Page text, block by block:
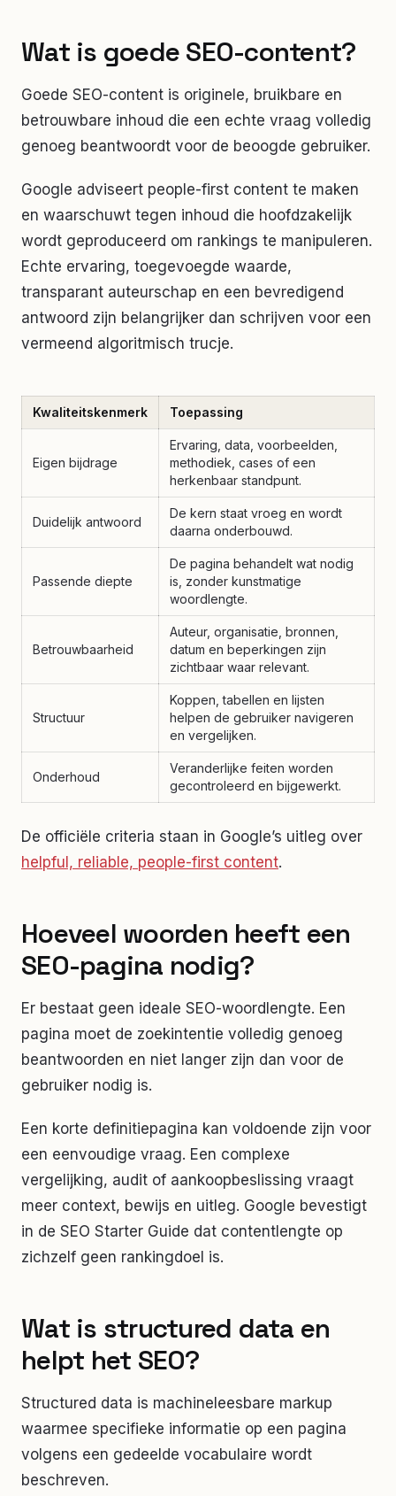
Wat is goede SEO-content?
Goede SEO-content is originele, bruikbare en
betrouwbare inhoud die een echte vraag volledig
genoeg beantwoordt voor de beoogde gebruiker.
Google adviseert people-first content te maken
en waarschuwt tegen inhoud die hoofdzakelijk
wordt geproduceerd om rankings te manipuleren.
Echte ervaring, toegevoegde waarde,
transparant auteurschap en een bevredigend
antwoord zijn belangrijker dan schrijven voor een
vermeend algoritmisch trucje.
Kwaliteitskenmerk Toepassing
Eigen bijdrage
Ervaring, data, voorbeelden,
methodiek, cases of een
herkenbaar standpunt.
Duidelijk antwoord
De kern staat vroeg en wordt
daarna onderbouwd.
Passende diepte
De pagina behandelt wat nodig
is, zonder kunstmatige
woordlengte.
Betrouwbaarheid
Auteur, organisatie, bronnen,
datum en beperkingen zijn
zichtbaar waar relevant.
Structuur
Koppen, tabellen en lijsten
helpen de gebruiker navigeren
en vergelijken.
Onderhoud
Veranderlijke feiten worden
gecontroleerd en bijgewerkt.
De officiële criteria staan in Google’s uitleg over
helpful, reliable, people-first content.
Hoeveel woorden heeft een
SEO-pagina nodig?
Er bestaat geen ideale SEO-woordlengte. Een
pagina moet de zoekintentie volledig genoeg
beantwoorden en niet langer zijn dan voor de
gebruiker nodig is.
Een korte definitiepagina kan voldoende zijn voor
een eenvoudige vraag. Een complexe
vergelijking, audit of aankoopbeslissing vraagt
meer context, bewijs en uitleg. Google bevestigt
in de SEO Starter Guide dat contentlengte op
zichzelf geen rankingdoel is.
Wat is structured data en
helpt het SEO?
Structured data is machineleesbare markup
waarmee specifieke informatie op een pagina
volgens een gedeelde vocabulaire wordt
beschreven.